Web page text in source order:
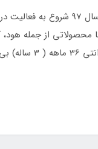
شرکت عمارت نوین در
محصولاتی از جمله
نموده است.